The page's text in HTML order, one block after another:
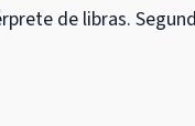
de libras.